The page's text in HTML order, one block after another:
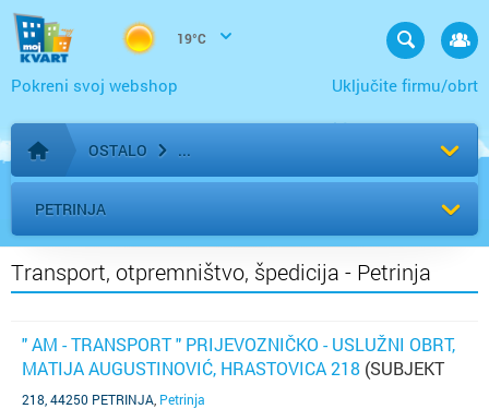
19°C
Uključite firmu/obrt
Pokreni svoj webshop
Početna stranica
OSTALO
PETRINJA
Transport, otpremništvo, špedicija - Petrinja
" AM - TRANSPORT " PRIJEVOZNIČKO - USLUŽNI OBRT,
MATIJA AUGUSTINOVIĆ, HRASTOVICA 218 (SUBJEKT
JE UGAŠEN)
218, 44250 PETRINJA Petrinja